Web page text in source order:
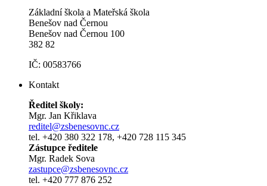
Základní škola a Mateřská škola
Benešov nad Černou
Benešov nad Černou 100
382 82
IČ: 00583766
Kontakt
Ředitel školy:
Mgr. Jan Křiklava
reditel@zsbenesovnc.cz
tel. +420 380 322 178, +420 728 115 345
Zástupce ředitele
Mgr. Radek Sova
zastupce@zsbenesovnc.cz
tel. +420 777 876 252